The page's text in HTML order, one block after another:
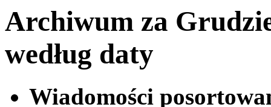
Archiwum za
według daty
Wiadomości